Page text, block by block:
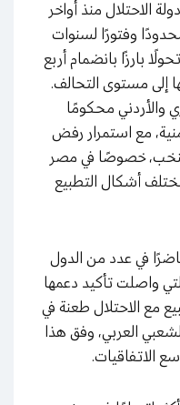
الاحتلال منذ أواخر
وفتورًا لسنوات
طويلة، قبل أن يشهد عام 2020 تحولًا بارزًا بانضمام أربع
إلى مستوى التحالف.
والأردني محكومًا
مع استمرار رفض
خصوصًا في مصر
أشكال التطبيع
في عدد من الدول
واصلت تأكيد دعمها
مع الاحتلال طعنة في
العربي، وفق هذا
الاتفاقيات.